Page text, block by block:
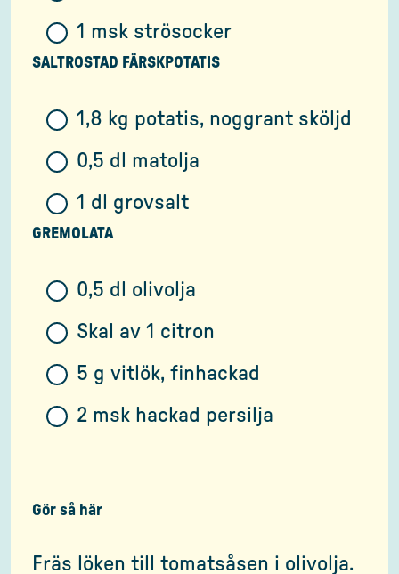
1 msk strösocker
SALTROSTAD FÄRSKPOTATIS
1,8 kg potatis, noggrant sköljd
0,5 dl matolja
1 dl grovsalt
GREMOLATA
0,5 dl olivolja
Skal av 1 citron
5 g vitlök, finhackad
2 msk hackad persilja
Gör så här
Fräs löken till tomatsåsen i olivolja.